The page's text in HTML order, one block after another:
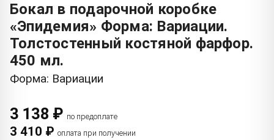
Бокал в подарочной коробке
«Эпидемия» Форма: Вариации.
Толстостенный костяной фарфор.
450 мл.
Форма: Вариации
3 138 ₽ по предоплате
3 410 ₽ оплата при получении